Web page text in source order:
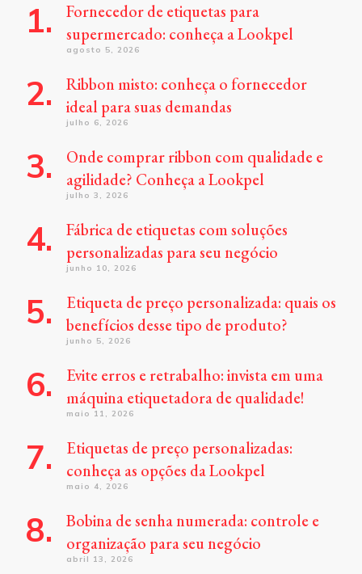
Fornecedor de etiquetas para
supermercado: conheça a Lookpel
agosto 5, 2026
Ribbon misto: conheça o fornecedor
ideal para suas demandas
julho 6, 2026
Onde comprar ribbon com qualidade e
agilidade? Conheça a Lookpel
julho 3, 2026
Fábrica de etiquetas com soluções
personalizadas para seu negócio
junho 10, 2026
Etiqueta de preço personalizada: quais os
benefícios desse tipo de produto?
junho 5, 2026
Evite erros e retrabalho: invista em uma
máquina etiquetadora de qualidade!
maio 11, 2026
Etiquetas de preço personalizadas:
conheça as opções da Lookpel
maio 4, 2026
Bobina de senha numerada: controle e
organização para seu negócio
abril 13, 2026